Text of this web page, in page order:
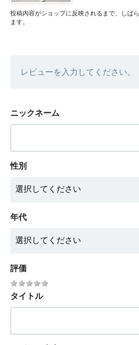
投稿内容がショップに反映されるまで、しば
ます。
レビューを入力してください。
ニックネーム
性別
年代
評価
タイトル